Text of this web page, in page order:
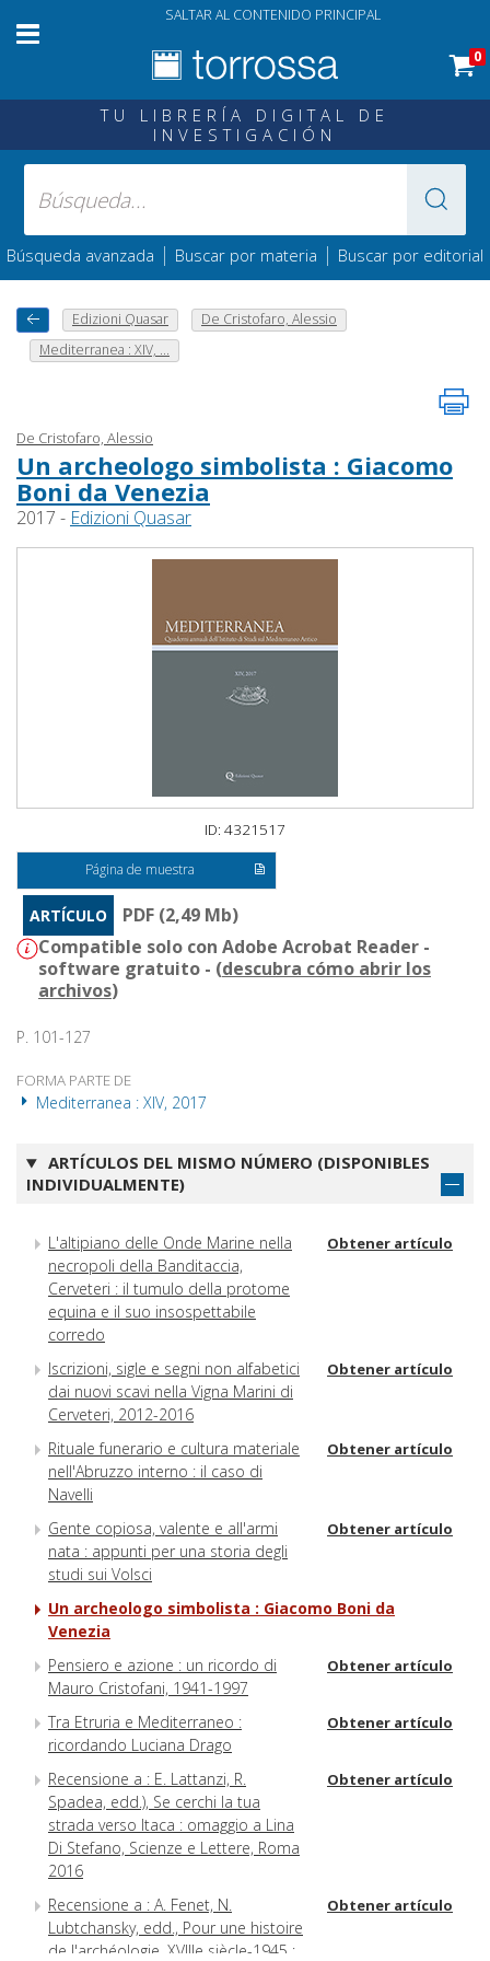
SALTAR AL CONTENIDO PRINCIPAL
0
TU LIBRERÍA DIGITAL DE
INVESTIGACIÓN
Búsqueda avanzada | Buscar por materia | Buscar por editorial
Edizioni Quasar
De Cristofaro, Alessio
Mediterranea : XIV, ...
De Cristofaro, Alessio
Un archeologo simbolista : Giacomo
Boni da Venezia
2017 - Edizioni Quasar
ID: 4321517
Página de muestra
ARTÍCULO
PDF (2,49 Mb)
Compatible solo con Adobe Acrobat Reader -
software gratuito - (descubra cómo abrir los
archivos)
P. 101-127
FORMA PARTE DE
Mediterranea : XIV, 2017
ARTÍCULOS DEL MISMO NÚMERO (DISPONIBLES
INDIVIDUALMENTE)
L'altipiano delle Onde Marine nella
necropoli della Banditaccia,
Cerveteri : il tumulo della protome
equina e il suo insospettabile
corredo
Obtener artículo
Iscrizioni, sigle e segni non alfabetici
dai nuovi scavi nella Vigna Marini di
Cerveteri, 2012-2016
Obtener artículo
Rituale funerario e cultura materiale
nell'Abruzzo interno : il caso di
Navelli
Obtener artículo
Gente copiosa, valente e all'armi
nata : appunti per una storia degli
studi sui Volsci
Obtener artículo
Un archeologo simbolista : Giacomo Boni da
Venezia
Pensiero e azione : un ricordo di
Mauro Cristofani, 1941-1997
Obtener artículo
Tra Etruria e Mediterraneo :
ricordando Luciana Drago
Obtener artículo
Recensione a : E. Lattanzi, R.
Spadea, edd.), Se cerchi la tua
strada verso Itaca : omaggio a Lina
Di Stefano, Scienze e Lettere, Roma
2016
Obtener artículo
Recensione a : A. Fenet, N.
Lubtchansky, edd., Pour une histoire
de l'archéologie, XVIIIe siècle-1945 :
Obtener artículo